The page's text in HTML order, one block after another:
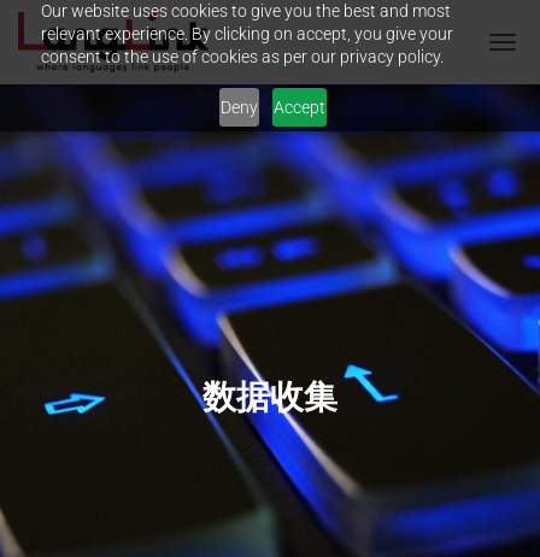
Our website uses cookies to give you the best and most
relevant experience. By clicking on accept, you give your
consent to the use of cookies as per our privacy policy.
Deny Accept
O
G
E
N
A
V
G
A
I
数据收集